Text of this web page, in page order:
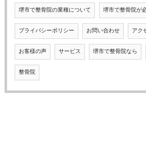
堺市で整骨院の業種について 堺市で整骨院が
プライバシーポリシー お問い合わせ アク
お客様の声 サービス 堺市で整骨院なら
整骨院